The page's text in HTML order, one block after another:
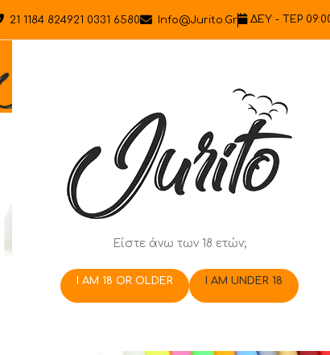
Είστε άνω των 18 ετών;
I AM 18 OR OLDER I AM UNDER 18
21 1184 824921 0331 6580 Info@jurito.gr ΔΕΥ - ΤΕΡ